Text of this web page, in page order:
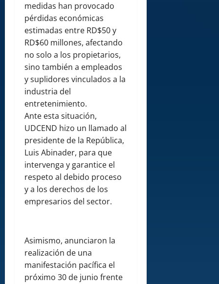
medidas han provocado
pérdidas económicas
estimadas entre RD$50 y
RD$60 millones, afectando
no solo a los propietarios,
sino también a empleados
y suplidores vinculados a la
industria del
entretenimiento.
Ante esta situación,
UDCEND hizo un llamado al
presidente de la República,
Luis Abinader, para que
intervenga y garantice el
respeto al debido proceso
y a los derechos de los
empresarios del sector.
Asimismo, anunciaron la
realización de una
manifestación pacífica el
próximo 30 de junio frente